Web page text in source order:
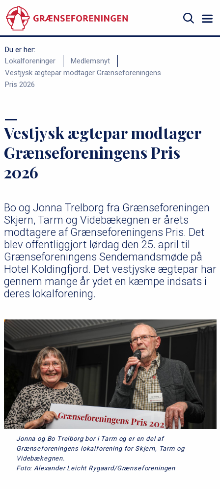
til
hovedindhold
Søg
Du er her:
Lokalforeninger
Medlemsnyt
Vestjysk ægtepar modtager Grænseforeningens
Pris 2026
Vestjysk ægtepar modtager
Grænseforeningens Pris
2026
Bo og Jonna Trelborg fra Grænseforeningen
Skjern, Tarm og Videbækegnen er årets
modtagere af Grænseforeningens Pris. Det
blev offentliggjort lørdag den 25. april til
Grænseforeningens Sendemandsmøde på
Hotel Koldingfjord. Det vestjyske ægtepar har
gennem mange år ydet en kæmpe indsats i
deres lokalforening.
Jonna og Bo Trelborg bor i Tarm og er en del af
Grænseforeningens lokalforening for Skjern, Tarm og
Videbækegnen.
Foto: Alexander Leicht Rygaard/Grænseforeningen